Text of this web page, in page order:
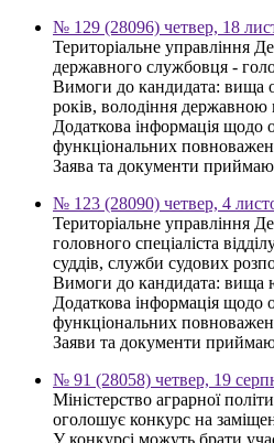
№ 129 (28096) четвер, 18
Територіальне управління
державного службовця -
Вимоги до кандидата: вища
років, володіння
Додаткова інформація щодо
функціональних
Заява та документи
№ 123 (28090) четвер, 4
Територіальне управління
головного спеціаліста
суддів, служби судових
Вимоги до кандидата: вища
Додаткова інформація щодо
функціональних
Заяви та документи
№ 91 (28058) четвер, 19
Міністерство аграрної
оголошує конкурс на
У конкурсі можуть брати